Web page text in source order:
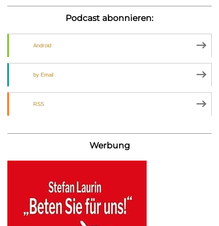
Podcast abonnieren:
Android
by Email
RSS
Werbung